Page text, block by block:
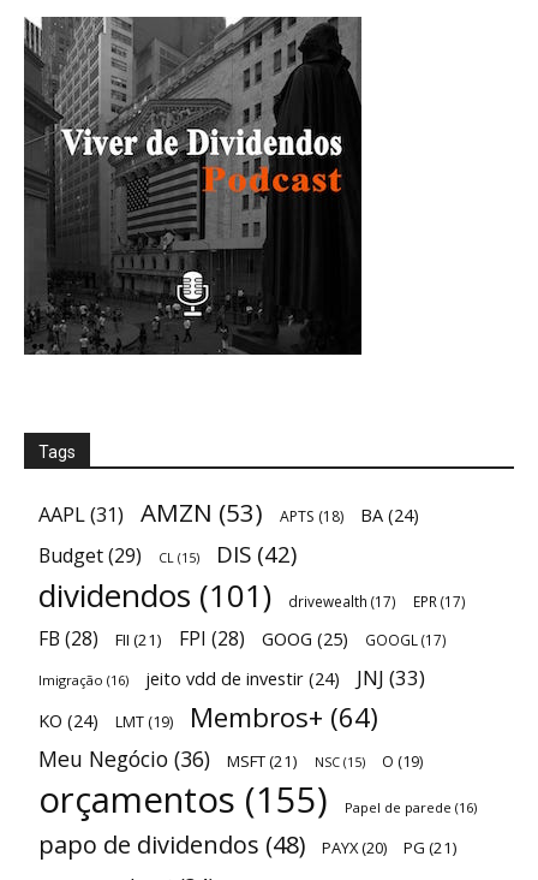
Tags
AAPL(31) AMZN (53) APTS (18) BA (24)
Budget(29) CL (15) DIS (42)
dividendos (101) drivewealth (17) EPR(17)
FB (28) FII (21) FPI (28) GOOG (25) GOOGL(17)
Imigração (16) jeito vdd de investir (24) JNJ (33)
KO (24) LMT (19) Membros+ (64)
Meu Negócio (36) MSFT(21) NSC (15) O (19)
orçamentos (155) Papel de parede (16)
papo de dividendos (48) PAYX(20) PG (21)